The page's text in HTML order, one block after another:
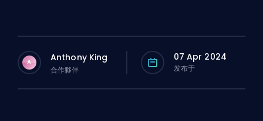
A Anthony King
合作夥伴
07 Apr 2024
发布于